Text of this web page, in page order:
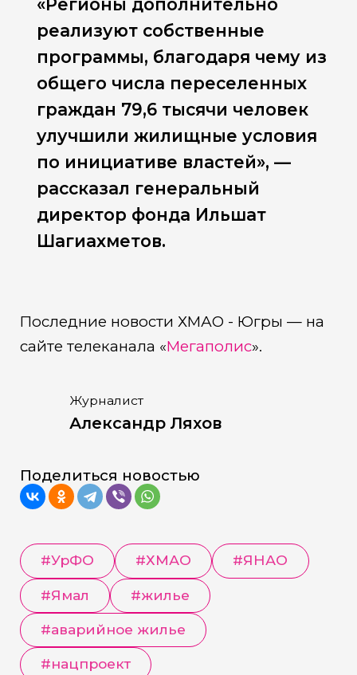
«Регионы дополнительно
реализуют собственные
программы, благодаря чему из
общего числа переселенных
граждан 79,6 тысячи человек
улучшили жилищные условия
по инициативе властей», —
рассказал генеральный
директор фонда Ильшат
Шагиахметов.
Последние новости ХМАО - Югры — на
сайте телеканала «Мегаполис».
Журналист
Александр Ляхов
Поделиться новостью
#УрФО #ХМАО #ЯНАО
#Ямал #жилье
#аварийное жилье
#нацпроект